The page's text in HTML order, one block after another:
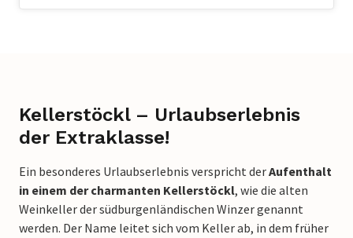
Kellerstöckl – Urlaubserlebnis
der Extraklasse!
Ein besonderes Urlaubserlebnis verspricht derAufenthalt
in einem der charmanten Kellerstöckl, wie die alten
Weinkeller der südburgenländischen Winzer genannt
werden. Der Name leitet sich vom Keller ab, in dem früher